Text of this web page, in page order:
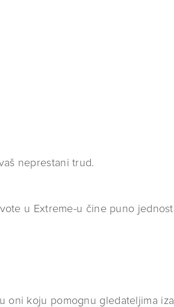
neprestani trud.
u Extreme-u čine puno
koju pomognu gledateljima